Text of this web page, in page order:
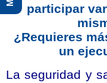
participar
¿Requieres
un
La seguridad y